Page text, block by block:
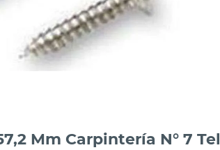
Mm Carpintería N° 7 Tel